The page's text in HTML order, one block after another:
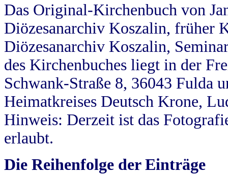
Das Original-Kirchenbuch von
Diözesanarchiv Koszalin, früher
Diözesanarchiv Koszalin,
des Kirchenbuches liegt in der
Schwank-Straße 8, 36043 Fulda
Heimatkreises Deutsch Krone,
Hinweis: Derzeit ist das
erlaubt.
Die Reihenfolge der Einträge